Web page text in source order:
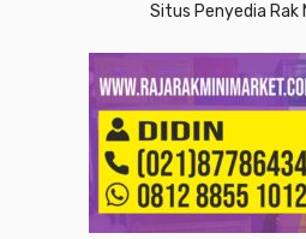
Situs Penyedia Rak